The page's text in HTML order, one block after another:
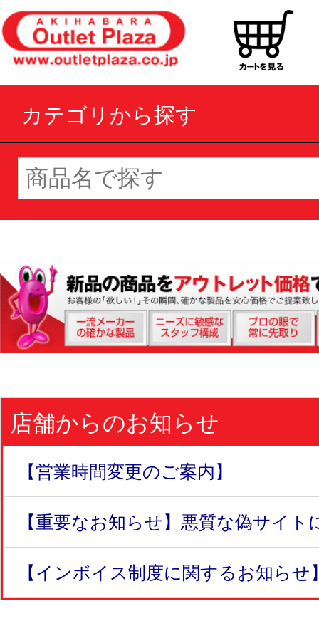
カテゴリから探す
店舗からのお知らせ
【営業時間変更のご案内】
【重要なお知らせ】悪質な偽サイト
【インボイス制度に関するお知らせ